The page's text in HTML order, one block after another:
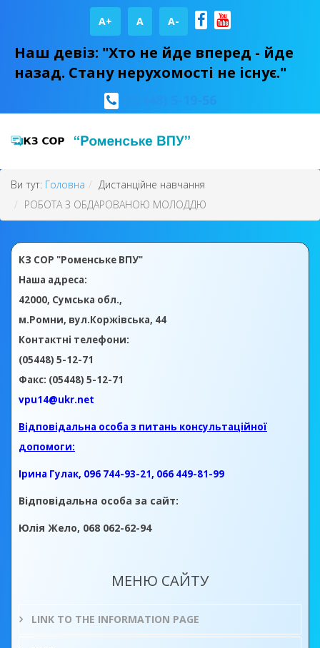
A+ А A-
Наш девіз: "Хто не йде вперед - йде
назад. Стану нерухомості не існує."
Ви тут: Головна
Дистанційне навчання
РОБОТА З ОБДАРОВАНОЮ МОЛОДДЮ
КЗ СОР "Роменське ВПУ"
Наша адреса:
42000, Сумська обл.,
м.Ромни, вул.Коржівська, 44
Контактні телефони:
(05448) 5-12-71
Факс: (05448) 5-12-71
vpu14@ukr.net
Відповідальна особа з питань консультаційної
допомоги:
Ірина Гулак, 096 744-93-21, 066 449-81-99
Відповідальна особа за сайт:
Юлія Жело, 068 062-62-94
МЕНЮ САЙТУ
LINK TO THE INFORMATION PAGE